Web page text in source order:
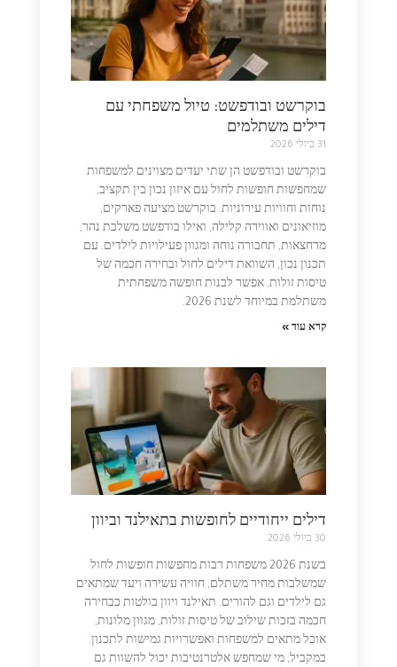
בוקרשט ובודפשט: טיול משפחתי עם
דילים משתלמים
31 ביולי 2026
בוקרשט ובודפשט הן שתי יעדים מצוינים למשפחות
שמחפשות חופשות לחול עם איזון נכון בין תקציב,
נוחות וחוויות עירוניות. בוקרשט מציעה פארקים,
מוזיאונים ואווירה קלילה, ואילו בודפשט משלבת נהר,
מרחצאות, תחבורה נוחה ומגוון פעילויות לילדים. עם
תכנון נכון, השוואת דילים לחול ובחירה חכמה של
טיסות זולות, אפשר לבנות חופשה משפחתית
משתלמת במיוחד לשנת 2026.
קרא עוד »
דילים ייחודיים לחופשות בתאילנד וביוון
30 ביולי 2026
בשנת 2026 משפחות רבות מחפשות חופשות לחול
שמשלבות מחיר משתלם, חוויה עשירה ויעד שמתאים
גם לילדים וגם להורים. תאילנד ויוון בולטות כבחירה
חכמה בזכות שילוב של טיסות זולות, מגוון מלונות,
אוכל מתאים למשפחות ואפשרויות גמישות לתכנון.
במקביל, מי שמחפש אלטרנטיבות יכול להשוות גם